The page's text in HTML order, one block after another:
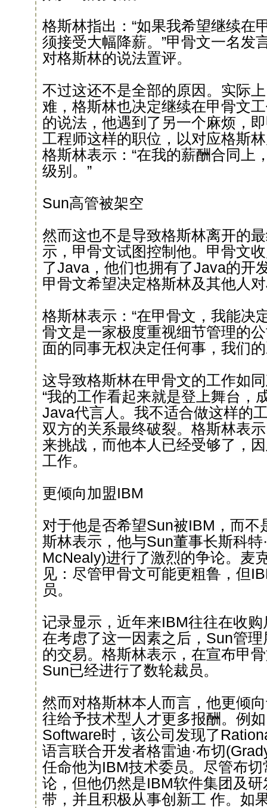
格斯林指出：“如果我希望继续在
须接受大幅降薪。”甲骨文一名发
对格斯林的说法置评。
不过这还不是全部的原因。实际
难，格斯林也决定继续在甲骨文
的说法，他遇到了另一个麻烦，
工程师这样的职位，以对应格斯
格斯林表示：“在我的薪酬合同上
级别。”
Sun高管被架空
然而这也不是导致格斯林离开的
示，甲骨文试图控制他。甲骨文
了Java，他们也拥有了Java的开
甲骨文希望决定格斯林及其他人
格斯林表示：“在甲骨文，我能决
骨文是一家极度重视细节管理的
面的同事无权决定任何事，我们
这导致格斯林在甲骨文的工作如
“我的工作看起来就是登上舞台，
Java代言人。我不适合做这样的
双方的关系最终破裂。格斯林表
来挑战，而他本人已经受够了，
工作。
更倾向加盟IBM
对于他是否希望Sun被IBM，而不
斯林表示，他与Sun董事长斯科特
McNealy)进行了激烈的争论。麦
见：尽管甲骨文可能更粗鲁，但
员。
记录显示，近年来IBM往往在收
在考虑了这一因素之后，Sun管
的交易。格斯林表示，在宣布甲
Sun已经进行了数轮裁员。
然而对格斯林本人而言，他更倾
往给予技术型人才更多报酬。例
Software时，该公司发现了
语言联合开发者格雷迪·布切
任命他为IBM技术委员。尽管布
论，但他仍然是IBM软件集团及
带，并且积极从事创新工 作。如